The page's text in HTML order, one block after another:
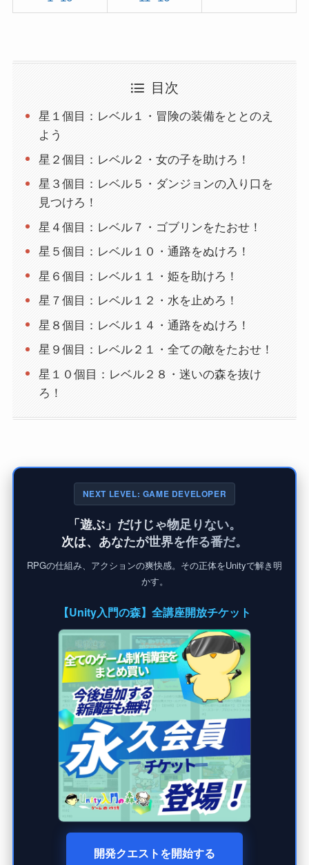
目次
星１個目：レベル１・冒険の装備をととのえ
よう
星２個目：レベル２・女の子を助けろ！
星３個目：レベル５・ダンジョンの入り口を
見つけろ！
星４個目：レベル７・ゴブリンをたおせ！
星５個目：レベル１０・通路をぬけろ！
星６個目：レベル１１・姫を助けろ！
星７個目：レベル１２・水を止めろ！
星８個目：レベル１４・通路をぬけろ！
星９個目：レベル２１・全ての敵をたおせ！
星１０個目：レベル２８・迷いの森を抜け
ろ！
NEXT LEVEL: GAME DEVELOPER
「遊ぶ」だけじゃ物足りない。
次は、あなたが世界を作る番だ。
RPGの仕組み、アクションの爽快感。その正体をUnityで解き明
かす。
【Unity入門の森】全講座開放チケット
開発クエストを開始する